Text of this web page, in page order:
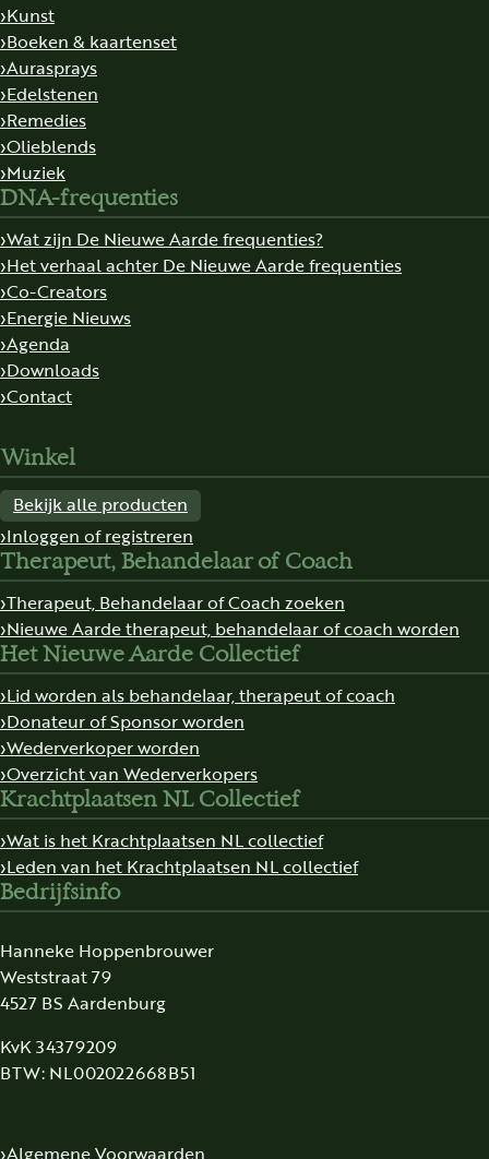
Kunst
Boeken & kaartenset
Aurasprays
Edelstenen
Remedies
Olieblends
Muziek
DNA-frequenties
Wat zijn De Nieuwe Aarde frequenties?
Het verhaal achter De Nieuwe Aarde frequenties
Co-Creators
Energie Nieuws
Agenda
Downloads
Contact
Winkel
Bekijk alle producten
Inloggen of registreren
Therapeut, Behandelaar of Coach
Therapeut, Behandelaar of Coach zoeken
Nieuwe Aarde therapeut, behandelaar of coach worden
Het Nieuwe Aarde Collectief
Lid worden als behandelaar, therapeut of coach
Donateur of Sponsor worden
Wederverkoper worden
Overzicht van Wederverkopers
Krachtplaatsen NL Collectief
Wat is het Krachtplaatsen NL collectief
Leden van het Krachtplaatsen NL collectief
Bedrijfsinfo
Hanneke Hoppenbrouwer
Weststraat 79
4527 BS Aardenburg
KvK 34379209
BTW: NL002022668B51
Algemene Voorwaarden